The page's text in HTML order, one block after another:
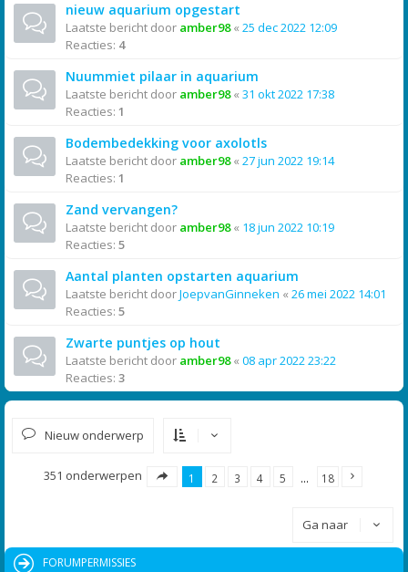
nieuw aquarium opgestart
Laatste bericht door amber98« 25 dec 2022 12:09
Reacties: 4
Nuummiet pilaar in aquarium
Laatste bericht door amber98« 31 okt 2022 17:38
Reacties: 1
Bodembedekking voor axolotls
Laatste bericht door amber98« 27 jun 2022 19:14
Reacties: 1
Zand vervangen?
Laatste bericht door amber98« 18 jun 2022 10:19
Reacties: 5
Aantal planten opstarten aquarium
Laatste bericht doorJoepvanGinneken « 26 mei 2022 14:01
Reacties: 5
Zwarte puntjes op hout
Laatste bericht door amber98« 08 apr 2022 23:22
Reacties: 3
Nieuw onderwerp
351 onderwerpen 1 2 3 4 5 … 18
Ga naar
FORUMPERMISSIES